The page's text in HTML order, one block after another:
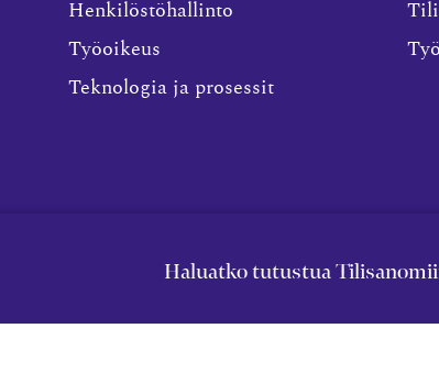
Henkilöstöhallinto
Työoikeus
Teknologia ja prosessit
artikkelin julkaisupäivän tiedon valossa.
Haluatko tutustua